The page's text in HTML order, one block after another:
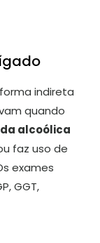
indireta
quando
alcoólica
faz uso de
exames
GGT,